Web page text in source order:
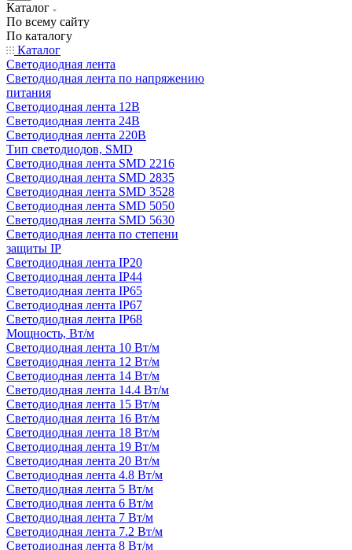
Каталог
По всему сайту
По каталогу
Каталог
Светодиодная лента
Светодиодная лента по напряжению
питания
Светодиодная лента 12В
Светодиодная лента 24В
Светодиодная лента 220В
Тип светодиодов, SMD
Cветодиодная лента SMD 2216
Светодиодная лента SMD 2835
Светодиодная лента SMD 3528
Светодиодная лента SMD 5050
Светодиодная лента SMD 5630
Светодиодная лента по степени
защиты IP
Светодиодная лента IP20
Светодиодная лента IP44
Светодиодная лента IP65
Светодиодная лента IP67
Светодиодная лента IP68
Мощность, Вт/м
Светодиодная лента 10 Вт/м
Светодиодная лента 12 Вт/м
Светодиодная лента 14 Вт/м
Светодиодная лента 14.4 Вт/м
Светодиодная лента 15 Вт/м
Светодиодная лента 16 Вт/м
Светодиодная лента 18 Вт/м
Светодиодная лента 19 Вт/м
Светодиодная лента 20 Вт/м
Светодиодная лента 4.8 Вт/м
Светодиодная лента 5 Вт/м
Светодиодная лента 6 Вт/м
Светодиодная лента 7 Вт/м
Светодиодная лента 7.2 Вт/м
Светодиодная лента 8 Вт/м